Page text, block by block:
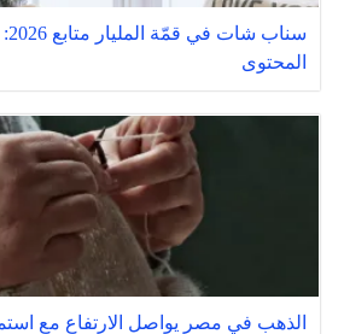
المحتوى
الذهب في مصر يواصل الارتفاع مع